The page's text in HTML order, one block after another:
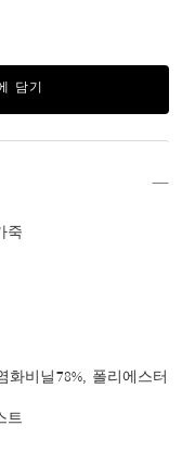
담기
죽
화비닐78%, 폴리에스터
트